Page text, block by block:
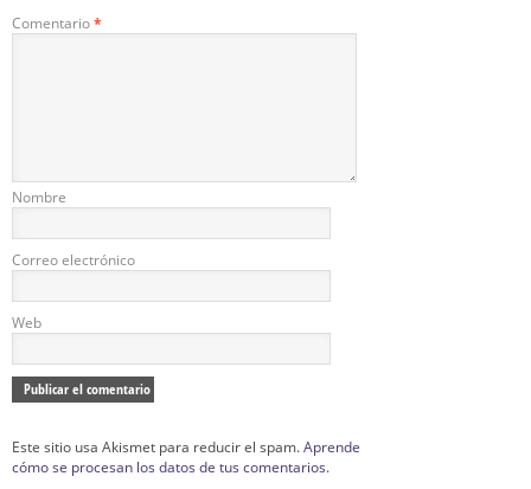
Comentario*
Nombre
Correo electrónico
Web
Este sitio usa Akismet para reducir el spam.Aprende
cómo se procesan los datos de tus comentarios.